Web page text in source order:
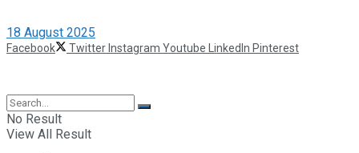
18 August 2025
Facebook TwitterInstagram Youtube LinkedIn Pinterest
No Result
View All Result